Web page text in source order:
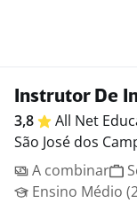
Instrutor De
3,8 All Net
São José dos
A combinar
Ensino Médio